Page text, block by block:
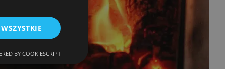
BY COOKIESCRIPT